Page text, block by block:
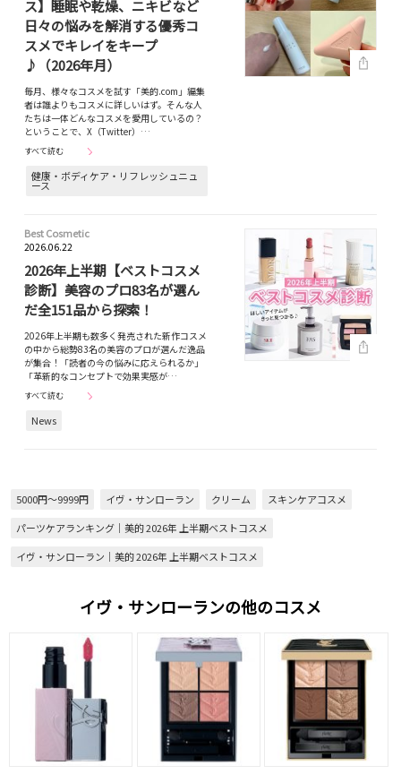
ス】睡眠や乾燥、ニキビなど
日々の悩みを解消する優秀コ
スメでキレイをキープ
♪（2026年月）
毎月、様々なコスメを試す「美的.com」編集
者は誰よりもコスメに詳しいはず。そんな人
たちは一体どんなコスメを愛用しているの？
ということで、X（Twitter）…
すべて読む
健康・ボディケア・リフレッシュニュ
ース
Best Cosmetic
2026.06.22
2026年上半期【ベストコスメ
診断】美容のプロ83名が選ん
だ全151品から探索！
2026年上半期も数多く発売された新作コスメ
の中から総勢83名の美容のプロが選んだ逸品
が集合！「読者の今の悩みに応えられるか」
「革新的なコンセプトで効果実感が…
すべて読む
News
5000円～9999円 イヴ・サンローラン クリーム
スキンケアコスメ
パーツケアランキング｜美的 2026年 上半期ベストコスメ
イヴ・サンローラン｜美的 2026年 上半期ベストコスメ
イヴ・サンローランの他のコスメ